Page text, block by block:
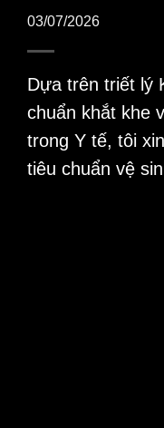
03/07/2026
Dựa trên triết lý
chuẩn khắt khe
trong Y tế, tôi
tiêu chuẩn vệ